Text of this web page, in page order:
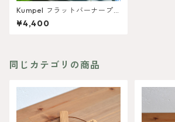
Kumpel フラットバーナープ
レート
¥4,400
同じカテゴリの商品